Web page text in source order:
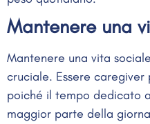
Mantenere una
Mantenere una vita
cruciale. Essere
poiché il tempo dedicato
maggior parte della